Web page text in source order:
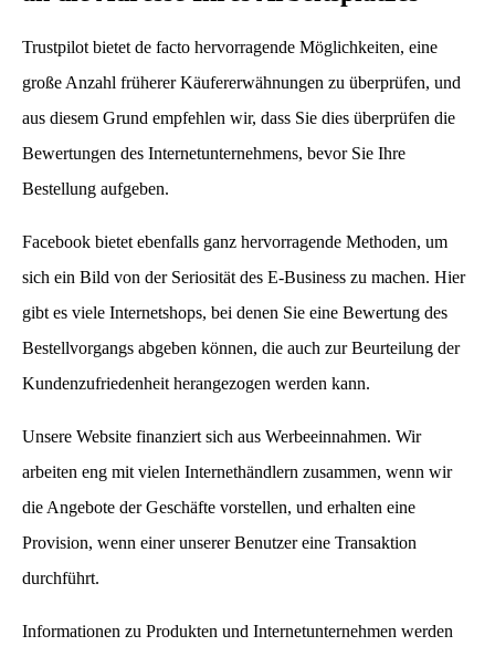
Trustpilot bietet de facto hervorragende Möglichkeiten, eine
große Anzahl früherer Käufererwähnungen zu überprüfen, und
aus diesem Grund empfehlen wir, dass Sie dies überprüfen die
Bewertungen des Internetunternehmens, bevor Sie Ihre
Bestellung aufgeben.
Facebook bietet ebenfalls ganz hervorragende Methoden, um
sich ein Bild von der Seriosität des E-Business zu machen. Hier
gibt es viele Internetshops, bei denen Sie eine Bewertung des
Bestellvorgangs abgeben können, die auch zur Beurteilung der
Kundenzufriedenheit herangezogen werden kann.
Unsere Website finanziert sich aus Werbeeinnahmen. Wir
arbeiten eng mit vielen Internethändlern zusammen, wenn wir
die Angebote der Geschäfte vorstellen, und erhalten eine
Provision, wenn einer unserer Benutzer eine Transaktion
durchführt.
Informationen zu Produkten und Internetunternehmen werden